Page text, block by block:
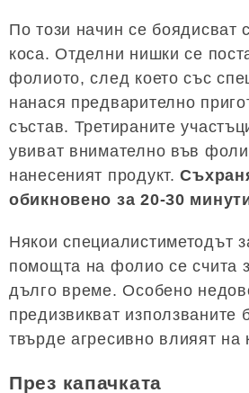
По този начин се боядисват
коса. Отделни нишки се
фолиото, след което със
нанася предварително
състав. Третираните
увиват внимателно във
нанесеният продукт.
обикновено за 20-30
Някои специалистиметодът
помощта на фолио се счита
дълго време. Особено
предизвикват използваните
твърде агресивно влияят на
През капачката